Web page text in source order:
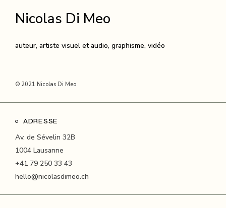
Nicolas Di Meo
auteur, artiste visuel et audio, graphisme, vidéo
© 2021 Nicolas Di Meo
ADRESSE
Av. de Sévelin 32B
1004 Lausanne
+41 79 250 33 43
hello@nicolasdimeo.ch